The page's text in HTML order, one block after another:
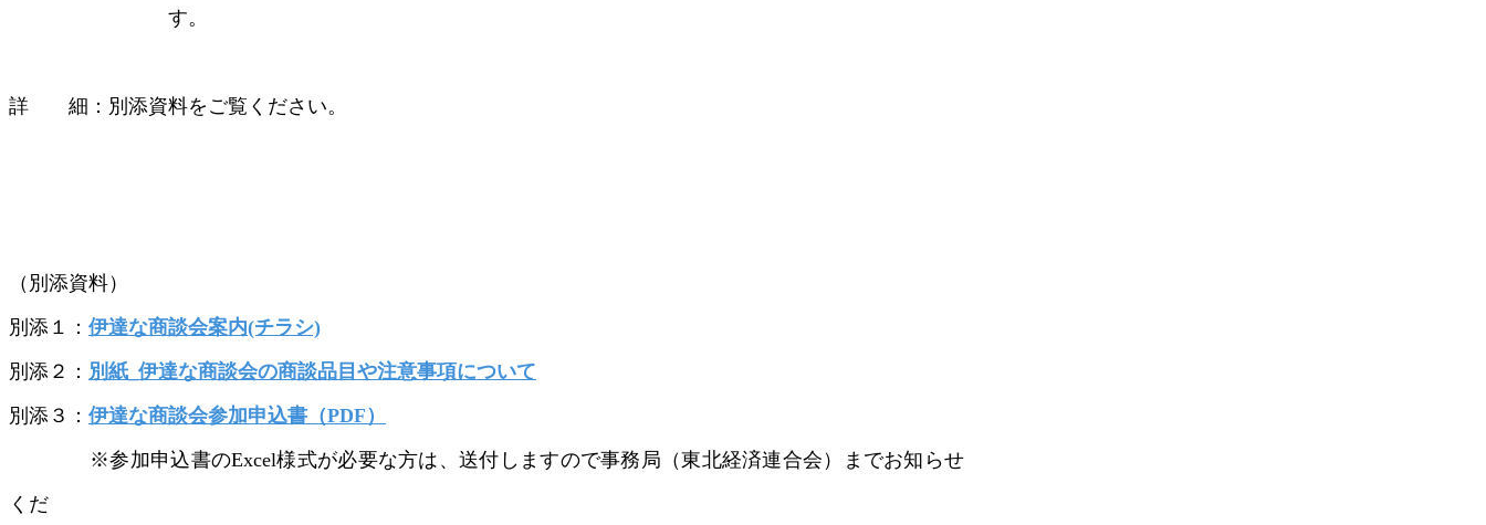
す。
詳 細：別添資料をご覧ください。
（別添資料）
別添１： 伊達な商談会案内(チラシ)
別添２： 別紙_伊達な商談会の商談品目や注意事項について
別添３： 伊達な商談会参加申込書（PDF）
※参加申込書のExcel様式が必要な方は、送付しますので事務局（東北経済連合会）までお知らせ
くだ